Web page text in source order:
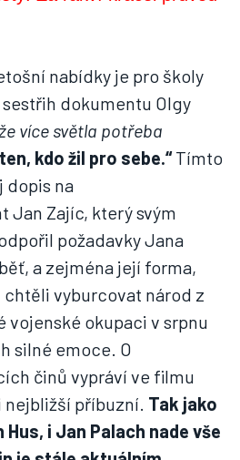
nabídky je pro školy
dokumentu Olgy
více světla potřeba
kdo žil pro sebe.“Tímto
dopis na
Jan Zajíc, který svým
požadavky Jana
a zejména její forma,
vyburcovat národ z
vojenské okupaci v srpnu
silné emoce. O
činů vypráví ve filmu
příbuzní. Tak jako
i Jan Palach nade vše